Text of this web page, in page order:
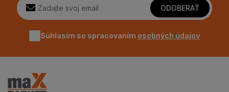
ODOBERAŤ
Súhlasím so spracovaním osobných údajov